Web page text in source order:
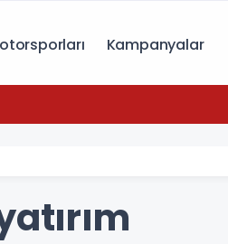
Kampanyalar